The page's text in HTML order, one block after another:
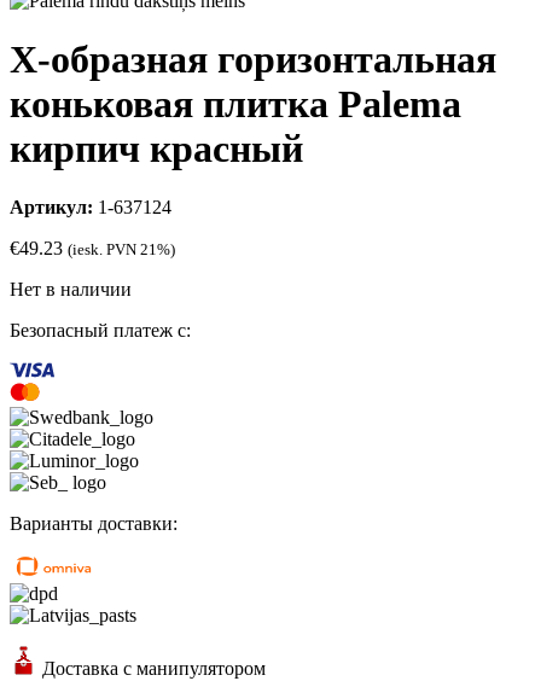
Х-образная горизонтальная
коньковая плитка Palema
кирпич красный
Артикул: 1-637124
€49.23 (iesk. PVN 21%)
Нет в наличии
Безопасный платеж с:
Варианты доставки:
Доставка с манипулятором